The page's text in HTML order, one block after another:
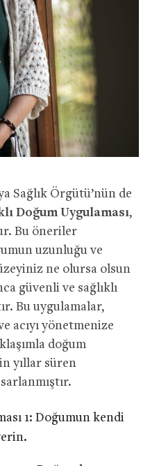
Sağlık Örgütü’nün de
Doğum Uygulaması,
Bu öneriler
uzunluğu ve
ne olursa olsun
güvenli ve sağlıklı
Bu uygulamalar,
acıyı yönetmenize
doğum
yıllar süren
1: Doğumun kendi